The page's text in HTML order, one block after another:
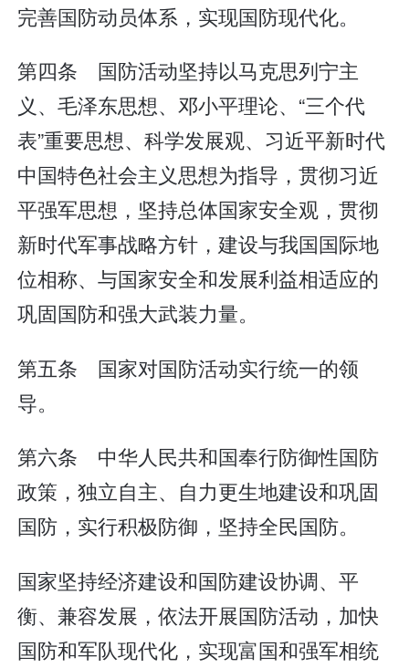
完善国防动员体系，实现国防现代化。
第四条 国防活动坚持以马克思列宁主
义、毛泽东思想、邓小平理论、“三个代
表”重要思想、科学发展观、习近平新时代
中国特色社会主义思想为指导，贯彻习近
平强军思想，坚持总体国家安全观，贯彻
新时代军事战略方针，建设与我国国际地
位相称、与国家安全和发展利益相适应的
巩固国防和强大武装力量。
第五条 国家对国防活动实行统一的领
导。
第六条 中华人民共和国奉行防御性国防
政策，独立自主、自力更生地建设和巩固
国防，实行积极防御，坚持全民国防。
国家坚持经济建设和国防建设协调、平
衡、兼容发展，依法开展国防活动，加快
国防和军队现代化，实现富国和强军相统